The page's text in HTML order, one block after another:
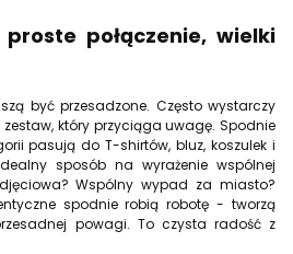
połączenie, wielki
być przesadzone. Często wystarczy
który przyciąga uwagę. Spodnie
pasują do T-shirtów, bluz, koszulek i
sposób na wyrażenie wspólnej
Wspólny wypad za miasto?
spodnie robią robotę - tworzą
powagi. To czysta radość z